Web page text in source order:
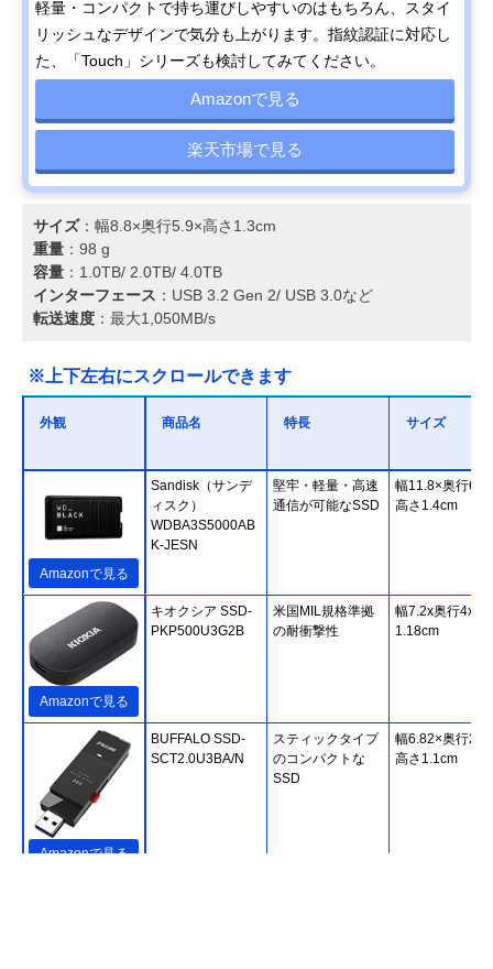
軽量・コンパクトで持ち運びしやすいのはもちろん、スタイ
リッシュなデザインで気分も上がります。指紋認証に対応し
た、「Touch」シリーズも検討してみてください。
Amazonで見る
楽天市場で見る
サイズ：幅8.8×奥行5.9×高さ1.3cm
重量 ：‎98 g
容量 ：1.0TB/ 2.0TB/ 4.0TB
インターフェース ：USB 3.2 Gen 2/ USB 3.0など
転送速度 ：最大1,050MB/s
※上下左右にスクロールできます
外観 商品名 特長 サイズ
Amazonで見る
Sandisk（サンデ
ィスク）
WDBA3S5000AB
K-JESN
堅牢・軽量・高速
通信が可能なSSD
幅11.8×奥行
高さ1.4cm
Amazonで見る
キオクシア SSD-
PKP500U3G2B
米国MIL規格準拠
の耐衝撃性
幅7.2x奥行4x高
1.18cm
Amazonで見る
BUFFALO SSD-
SCT2.0U3BA/N
スティックタイプ
のコンパクトな
SSD
幅6.82×奥行
高さ1.1cm